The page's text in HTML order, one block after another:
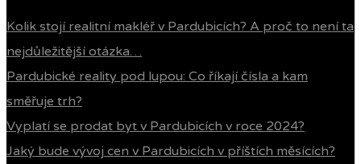
Kolik stojí realitní makléř v Pardubicích? A proč to není ta
nejdůležitější otázka…
Pardubické reality pod lupou: Co říkají čísla a kam
směřuje trh?
Vyplatí se prodat byt v Pardubicích v roce 2024?
Jaký bude vývoj cen v Pardubicích v příštích měsících?